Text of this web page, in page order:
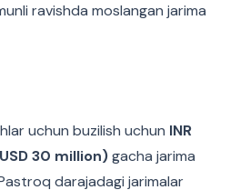
ravishda moslangan jarima
uchun buzilish uchun INR
30 million)gacha jarima
darajadagi jarimalar